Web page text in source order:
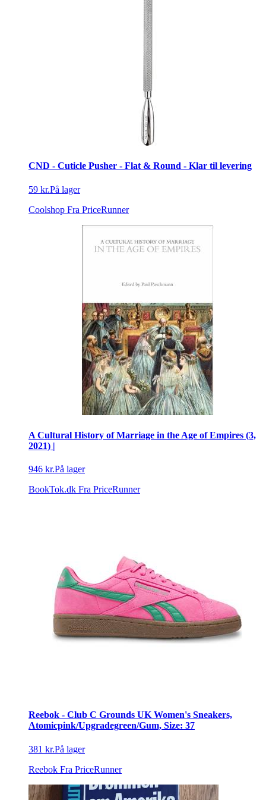
CND - Cuticle Pusher - Flat & Round - Klar til levering
59 kr.På lager
Coolshop Fra PriceRunner
A Cultural History of Marriage in the Age of Empires (3,
2021) |
946 kr.På lager
BookTok.dk Fra PriceRunner
Reebok - Club C Grounds UK Women's Sneakers,
Atomicpink/Upgradegreen/Gum, Size: 37
381 kr.På lager
Reebok Fra PriceRunner